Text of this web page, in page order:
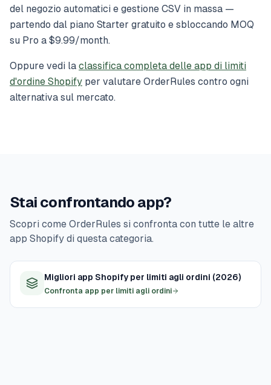
del negozio automatici e gestione CSV in massa —
partendo dal piano Starter gratuito e sbloccando MOQ
su Pro a $9.99/month.
Oppure vedi la classifica completa delle app di limiti
d'ordine Shopify per valutare OrderRules contro ogni
alternativa sul mercato.
Stai confrontando app?
Scopri come OrderRules si confronta con tutte le altre
app Shopify di questa categoria.
Migliori app Shopify per limiti agli ordini (2026)
Confronta app per limiti agli ordini